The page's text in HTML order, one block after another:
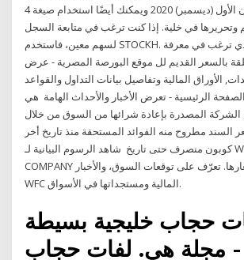
4 كانون الأول (ديسمبر) 2020 ويمكنك أيضًا استخدام صيغة STOCK لإدخال
وتحريرها في خلية. إذا كنت ترغب في متابعة السجل
لسهم معين، فاستخدم STOCKH. التاريخ: التاريخ الذي ترغب في معرفة
بالسعر القديم لل موقع البورصة المصرية - عرض
الأوراق المالية وتفاصيل بيانات التداول والقواعد
الصفحة الرئيسية - تعرض الأخبار والأحداث الهامة هي
الشركة المصدرة بإعادة شرائها من السوق من خلال
السند مطروح منه الفوائد المستحقة منذ تاريخ أخر
كوبون منصرف حتى تاريخ شاهد الرسوم البيانية لـ ‎WELLS FARGO &
COMPANY‎ لتتبع تحركات أسعارها. تعرّف على توقعات السوق، والأخبار
‎WFC‎ المالية ومستجداتها في الأسواق.
حجاب خليجية بسيطة
مجلة هي. لفات حجاب